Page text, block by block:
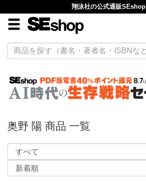
翔泳社の公式通販SEshop
奥野 陽 商品 一覧